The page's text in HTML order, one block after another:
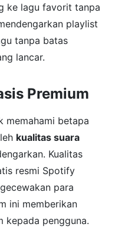
ke lagu favorit tanpa
playlist
tanpa batas
lancar.
Premium
memahami betapa
kualitas suara
Kualitas
resmi Spotify
para
ini memberikan
kepada pengguna.